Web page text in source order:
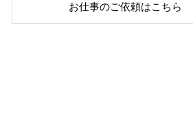
お仕事のご依頼はこちら